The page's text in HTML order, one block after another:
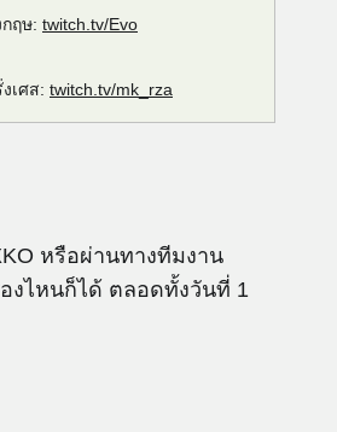
ฤษ: twitch.tv/Evo
เศส: twitch.tv/mk_rza
หรือผ่านทางทีมงาน
งไหนก็ได้ ตลอดทั้งวันที่ 1